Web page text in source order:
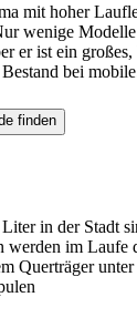
mit hoher
wenige
er ist ein
bei
finden
in der Stadt
im Laufe
Querträger